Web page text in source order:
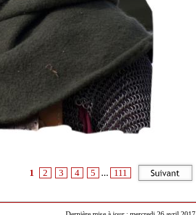
1 2 3 4 5 ... 111